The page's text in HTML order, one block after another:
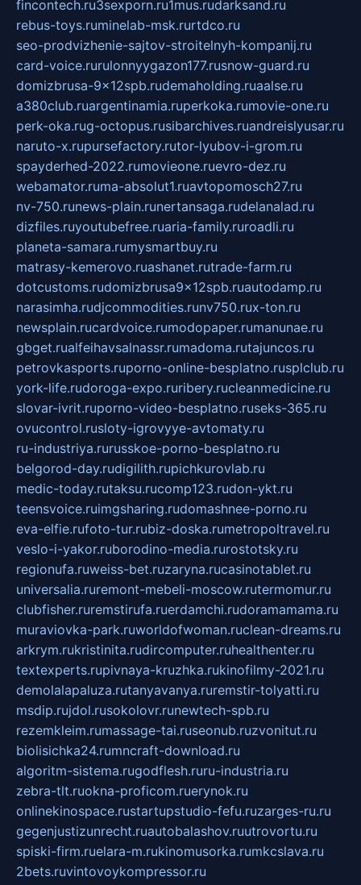
fincontech.ru3sexporn.ru1mus.rudarksand.ru
rebus-toys.ruminelab-msk.rurtdco.ru
seo-prodvizhenie-sajtov-stroitelnyh-kompanij.ru
card-voice.rurulonnyygazon177.rusnow-guard.ru
domizbrusa-9x12spb.rudemaholding.ruaalse.ru
a380club.ruargentinamia.ruperkoka.rumovie-one.ru
perk-oka.rug-octopus.rusibarchives.ruandreislyusar.ru
naruto-x.rupursefactory.rutor-lyubov-i-grom.ru
spayderhed-2022.rumovieone.ruevro-dez.ru
webamator.ruma-absolut1.ruavtopomosch27.ru
nv-750.runews-plain.runertansaga.rudelanalad.ru
dizfiles.ruyoutubefree.ruaria-family.ruroadli.ru
planeta-samara.rumysmartbuy.ru
matrasy-kemerovo.ruashanet.rutrade-farm.ru
dotcustoms.rudomizbrusa9x12spb.ruautodamp.ru
narasimha.rudjcommodities.runv750.rux-ton.ru
newsplain.rucardvoice.rumodopaper.rumanunae.ru
gbget.rualfeihavsalnassr.rumadoma.rutajuncos.ru
petrovkasports.ruporno-online-besplatno.rusplclub.ru
york-life.rudoroga-expo.ruribery.rucleanmedicine.ru
slovar-ivrit.ruporno-video-besplatno.ruseks-365.ru
ovucontrol.rusloty-igrovyye-avtomaty.ru
ru-industriya.rurusskoe-porno-besplatno.ru
belgorod-day.rudigilith.rupichkurovlab.ru
medic-today.rutaksu.rucomp123.rudon-ykt.ru
teensvoice.ruimgsharing.rudomashnee-porno.ru
eva-elfie.rufoto-tur.rubiz-doska.rumetropoltravel.ru
veslo-i-yakor.ruborodino-media.rurostotsky.ru
regionufa.ruweiss-bet.ruzaryna.rucasinotablet.ru
universalia.ruremont-mebeli-moscow.rutermomur.ru
clubfisher.ruremstirufa.ruerdamchi.rudoramamama.ru
muraviovka-park.ruworldofwoman.ruclean-dreams.ru
arkrym.rukristinita.rudircomputer.ruhealthenter.ru
textexperts.rupivnaya-kruzhka.rukinofilmy-2021.ru
demolalapaluza.rutanyavanya.ruremstir-tolyatti.ru
msdip.rujdol.rusokolovr.runewtech-spb.ru
rezemkleim.rumassage-tai.ruseonub.ruzvonitut.ru
biolisichka24.rumncraft-download.ru
algoritm-sistema.rugodflesh.ruru-industria.ru
zebra-tlt.ruokna-proficom.ruerynok.ru
onlinekinospace.rustartupstudio-fefu.ruzarges-ru.ru
gegenjustizunrecht.ruautobalashov.ruutrovortu.ru
spiski-firm.ruelara-m.rukinomusorka.rumkcslava.ru
2bets.ruvintovoykompressor.ru